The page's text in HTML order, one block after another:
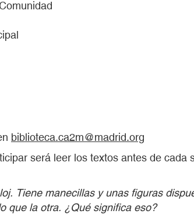
biblioteca.ca2m@madrid.org
será leer los textos antes de
Tiene manecillas y unas figuras
que la otra. ¿Qué significa eso?